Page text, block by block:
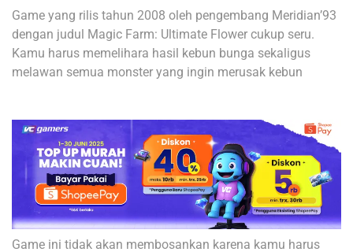
Game yang rilis tahun 2008 oleh pengembang Meridian’93
dengan judul Magic Farm: Ultimate Flower cukup seru.
Kamu harus memelihara hasil kebun bunga sekaligus
melawan semua monster yang ingin merusak kebun
Game ini tidak akan membosankan karena kamu harus